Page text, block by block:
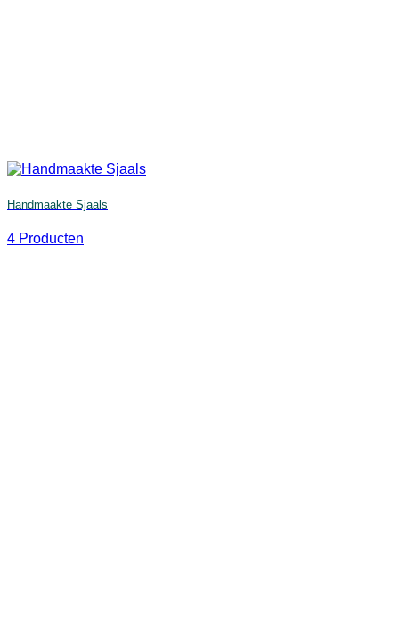
Handmaakte Sjaals
4 Producten